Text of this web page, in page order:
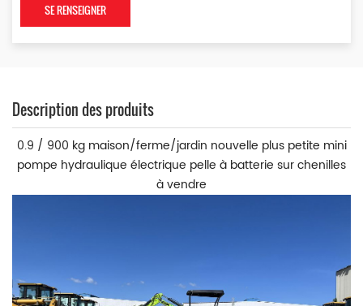
SE RENSEIGNER
Description des produits
0.9 / 900 kg maison/ferme/jardin nouvelle plus petite mini
pompe hydraulique électrique pelle à batterie sur chenilles
à vendre